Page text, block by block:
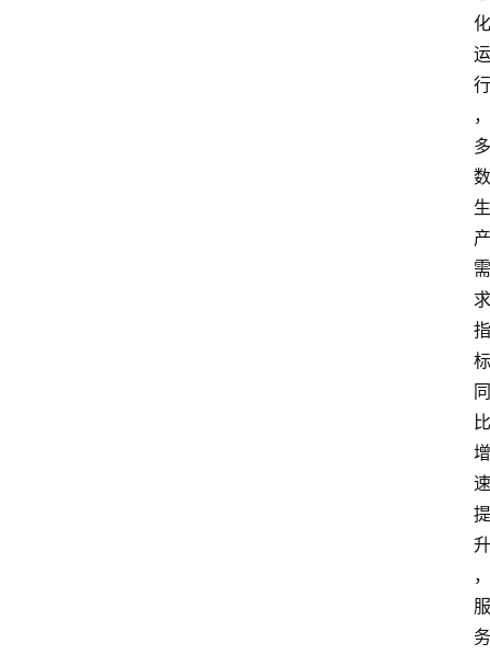
化
运
行
，
多
数
生
产
需
求
指
标
同
比
增
速
提
升
，
服
务